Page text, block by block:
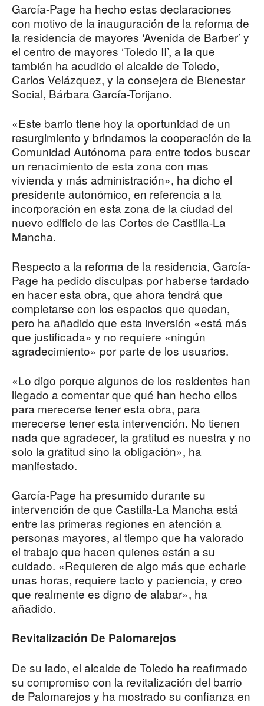
García-Page ha hecho estas declaraciones
con motivo de la inauguración de la reforma de
la residencia de mayores ‘Avenida de Barber’ y
el centro de mayores ‘Toledo II’, a la que
también ha acudido el alcalde de Toledo,
Carlos Velázquez, y la consejera de Bienestar
Social, Bárbara García-Torijano.
«Este barrio tiene hoy la oportunidad de un
resurgimiento y brindamos la cooperación de la
Comunidad Autónoma para entre todos buscar
un renacimiento de esta zona con mas
vivienda y más administración», ha dicho el
presidente autonómico, en referencia a la
incorporación en esta zona de la ciudad del
nuevo edificio de las Cortes de Castilla-La
Mancha.
Respecto a la reforma de la residencia, García-
Page ha pedido disculpas por haberse tardado
en hacer esta obra, que ahora tendrá que
completarse con los espacios que quedan,
pero ha añadido que esta inversión «está más
que justificada» y no requiere «ningún
agradecimiento» por parte de los usuarios.
«Lo digo porque algunos de los residentes han
llegado a comentar que qué han hecho ellos
para merecerse tener esta obra, para
merecerse tener esta intervención. No tienen
nada que agradecer, la gratitud es nuestra y no
solo la gratitud sino la obligación», ha
manifestado.
García-Page ha presumido durante su
intervención de que Castilla-La Mancha está
entre las primeras regiones en atención a
personas mayores, al tiempo que ha valorado
el trabajo que hacen quienes están a su
cuidado. «Requieren de algo más que echarle
unas horas, requiere tacto y paciencia, y creo
que realmente es digno de alabar», ha
añadido.
Revitalización De Palomarejos
De su lado, el alcalde de Toledo ha reafirmado
su compromiso con la revitalización del barrio
de Palomarejos y ha mostrado su confianza en